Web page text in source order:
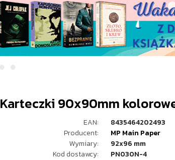
Karteczki 90x90mm
EAN:
8435464202493
Producent:
MP Main Paper
Wymiary:
92x96 mm
Kod dostawcy:
PN030N-4